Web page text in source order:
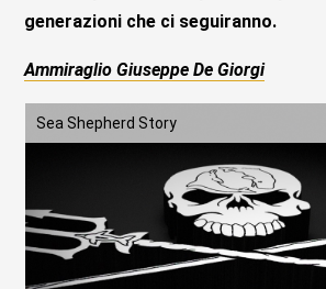
generazioni che ci seguiranno.
Ammiraglio Giuseppe De Giorgi
Sea Shepherd Story